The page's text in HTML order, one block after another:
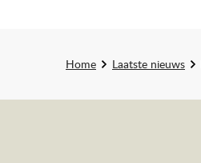
Home Laatste nieuws